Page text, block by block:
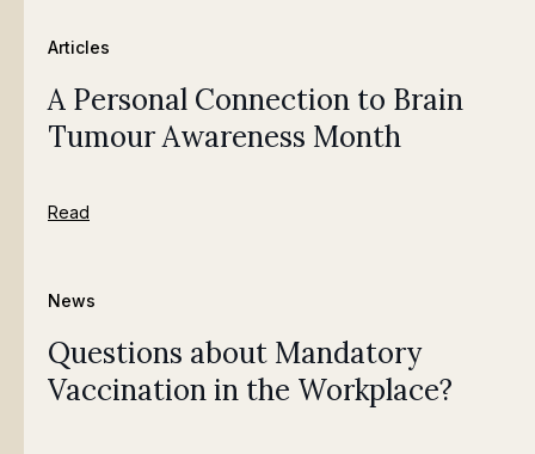
Articles
A Personal Connection to Brain
Tumour Awareness Month
Read
News
Questions about Mandatory
Vaccination in the Workplace?